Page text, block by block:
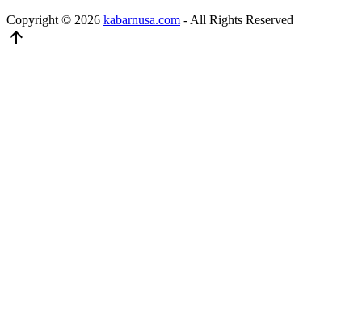
Copyright © 2026 kabarnusa.com - All Rights Reserved
arrow_upward